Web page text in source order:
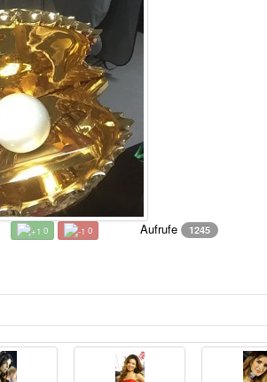
0 0 Aufrufe 1245
Mittwoch, 30. März 2016 15:07